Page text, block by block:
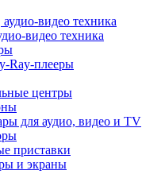
видео техника
Ray-плееры
центры
для аудио, видео и TV
приставки
и экраны